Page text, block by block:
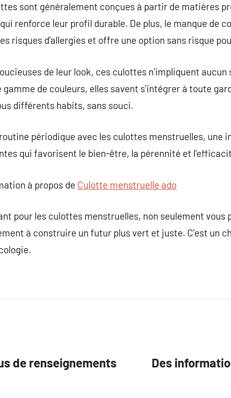
sont généralement conçues à partir de matières
renforce leur profil durable. De plus, le manque de
risques d’allergies et offre une option sans risque
de leur look, ces culottes n’impliquent aucun
gamme de couleurs, elles savent s’intégrer à toute
différents habits, sans souci.
périodique avec les culottes menstruelles, une
qui favorisent le bien-être, la pérennité et
à propos de Culotte menstruelle ado
pour les culottes menstruelles, non seulement vous
à construire un futur plus vert et juste. C’est un
de renseignements
Des